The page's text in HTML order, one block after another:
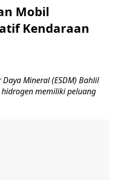
Mobil
Kendaraan
Daya Mineral (ESDM) Bahlil
memiliki peluang